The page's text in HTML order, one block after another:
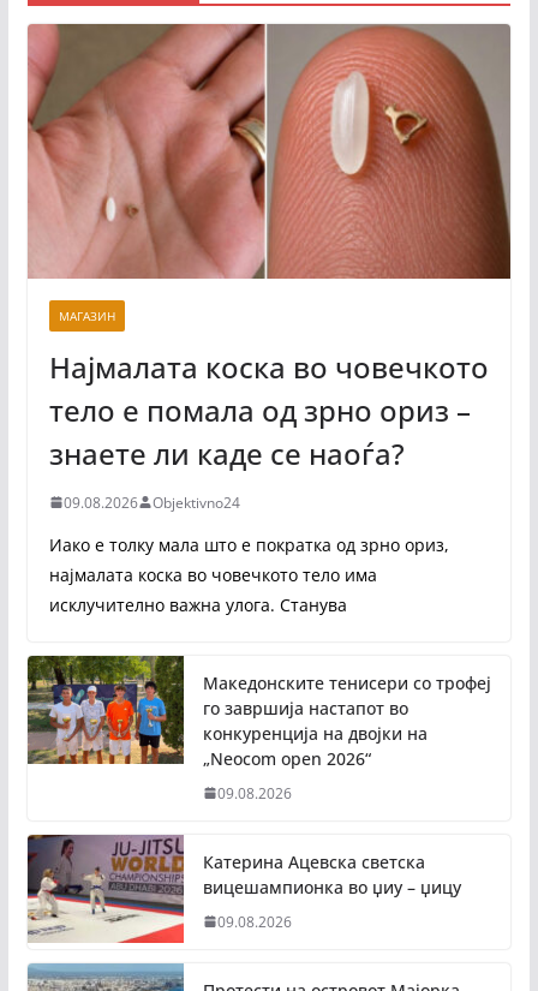
МАГАЗИН
Најмалата коска во човечкото
тело е помала од зрно ориз –
знаете ли каде се наоѓа?
09.08.2026 Objektivno24
Иако е толку мала што е пократка од зрно ориз,
најмалата коска во човечкото тело има
исклучително важна улога. Станува
Македонските тенисери со трофеј
го завршија настапот во
конкуренција на двојки на
„Neocom open 2026“
09.08.2026
Катерина Ацевска светска
вицешампионка во џиу – џицу
09.08.2026